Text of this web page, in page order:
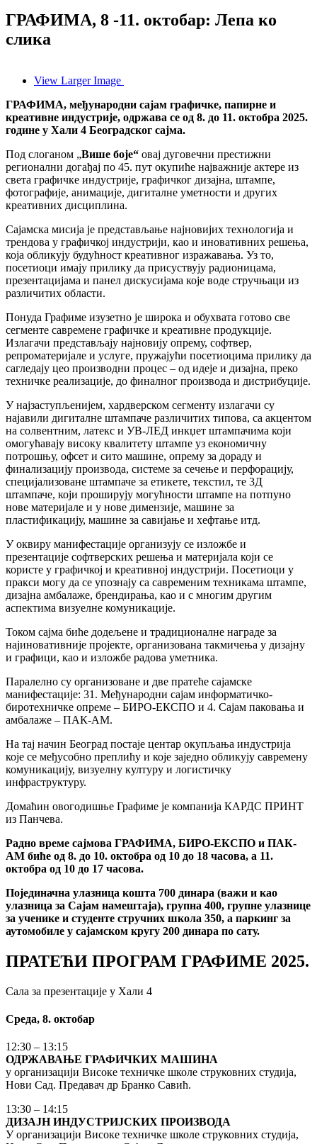
ГРАФИМА, 8 -11. октобар: Лепа ко
слика
View Larger Image
ГРАФИМА, међународни сајам графичке, папирне и
креативне индустрије, одржава се од 8. до 11. октобра 2025.
године у Хали 4 Београдског сајма.
Под слоганом „Више боје“ овај дуговечни престижни
регионални догађај по 45. пут окупиће најважније актере из
света графичке индустрије, графичког дизајна, штампе,
фотографије, анимације, дигиталне уметности и других
креативних дисциплина.
Сајамска мисија је представљање најновијих технологија и
трендова у графичкој индустрији, као и иновативних решења,
која обликују будућност креативног изражавања. Уз то,
посетиоци имају прилику да присуствују радионицама,
презентацијама и панел дискусијама које воде стручњаци из
различитих области.
Понуда Графиме изузетно је широка и обухвата готово све
сегменте савремене графичке и креативне продукције.
Излагачи представљају најновију опрему, софтвер,
репроматеријале и услуге, пружајући посетиоцима прилику да
сагледају цео производни процес – од идеје и дизајна, преко
техничке реализације, до финалног производа и дистрибуције.
У најзаступљенијем, хардверском сегменту излагачи су
најавили дигиталне штампаче различитих типова, са акцентом
на солвентним, латекс и УВ-ЛЕД инкџет штампачима који
омогућавају високу квалитету штампе уз економичну
потрошњу, офсет и сито машине, опрему за дораду и
финализацију производа, системе за сечење и перфорацију,
специјализоване штампаче за етикете, текстил, те 3Д
штампаче, који проширују могућности штампе на потпуно
нове материјале и у нове димензије, машине за
пластификацију, машине за савијање и хефтање итд.
У оквиру манифестације организују се изложбе и
презентације софтверских решења и материјала који се
користе у графичкој и креативној индустрији. Посетиоци у
пракси могу да се упознају са савременим техникама штампе,
дизајна амбалаже, брендирања, као и с многим другим
аспектима визуелне комуникације.
Током сајма биће додељене и традиционалне награде за
најиновативније пројекте, организована такмичења у дизајну
и графици, као и изложбе радова уметника.
Паралелно су организоване и две пратеће сајамске
манифестације: 31. Међународни сајам информатичко-
биротехничке опреме – БИРО-ЕКСПО и 4. Сајам паковања и
амбалаже – ПАК-АМ.
На тај начин Београд постаје центар окупљања индустрија
које се међусобно преплићу и које заједно обликују савремену
комуникацију, визуелну културу и логистичку
инфраструктуру.
Домаћин овогодишње Графиме је компанија КАРДС ПРИНТ
из Панчева.
Радно време сајмова ГРАФИМА, БИРО-ЕКСПО и ПАК-
АМ биће од 8. до 10. октобра од 10 до 18 часова, а 11.
октобра од 10 до 17 часова.
Појединачна улазница кошта 700 динара (важи и као
улазница за Сајам намештаја), групна 400, групне улазнице
за ученике и студенте стручних школа 350, а паркинг за
аутомобиле у сајамском кругу 200 динара по сату.
ПРАТЕЋИ ПРОГРАМ ГРАФИМЕ 2025.
Сала за презентације у Хали 4
Среда, 8. октобар
12:30 – 13:15
ОДРЖАВАЊЕ ГРАФИЧКИХ МАШИНА
у организацији Високе техничке школе струковних студија,
Нови Сад. Предавач др Бранко Савић.
13:30 – 14:15
ДИЗАЈН ИНДУСТРИЈСКИХ ПРОИЗВОДА
У организацији Високе техничке школе струковних студија,